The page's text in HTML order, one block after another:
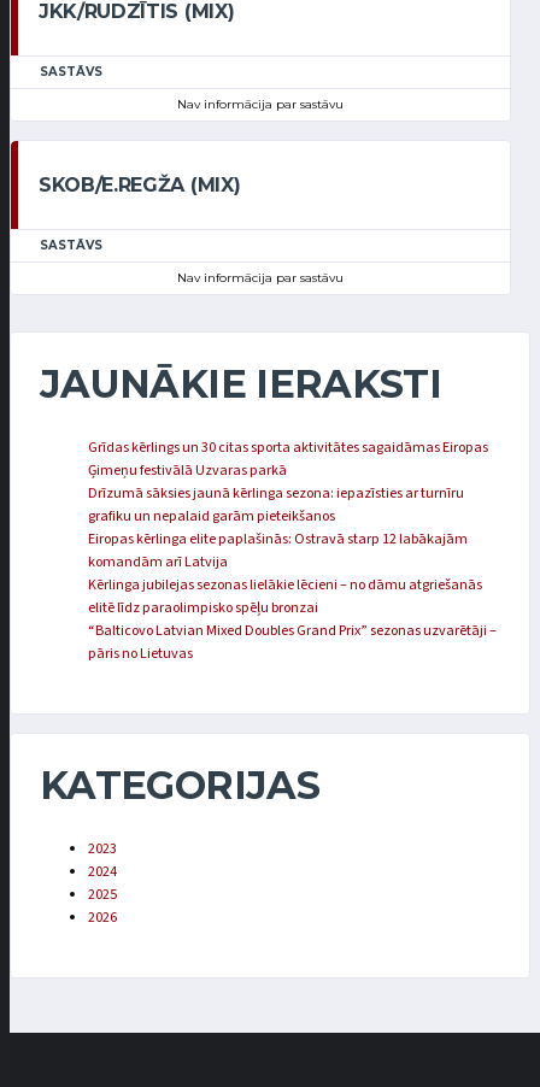
JKK/RUDZĪTIS (MIX)
SASTĀVS
Nav informācija par sastāvu
SKOB/E.REGŽA (MIX)
SASTĀVS
Nav informācija par sastāvu
JAUNĀKIE IERAKSTI
Grīdas kērlings un 30 citas sporta aktivitātes sagaidāmas Eiropas
Ģimeņu festivālā Uzvaras parkā
Drīzumā sāksies jaunā kērlinga sezona: iepazīsties ar turnīru
grafiku un nepalaid garām pieteikšanos
Eiropas kērlinga elite paplašinās: Ostravā starp 12 labākajām
komandām arī Latvija
Kērlinga jubilejas sezonas lielākie lēcieni – no dāmu atgriešanās
elitē līdz paraolimpisko spēļu bronzai
“Balticovo Latvian Mixed Doubles Grand Prix” sezonas uzvarētāji –
pāris no Lietuvas
KATEGORIJAS
2023
2024
2025
2026